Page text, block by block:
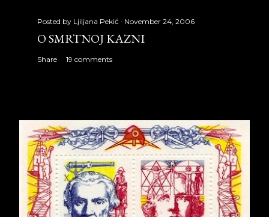
Posted by Ljiljana Pekić November 24, 2006
O SMRTNOJ KAZNI
Share 19 comments